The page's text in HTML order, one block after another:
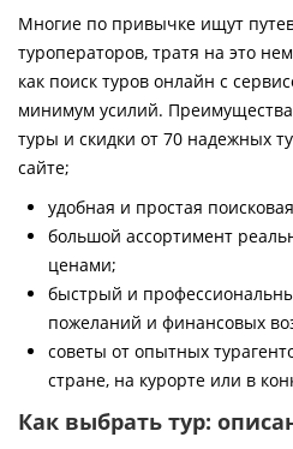
Многие по привычке ищут
туроператоров, тратя на это
как поиск туров онлайн с
минимум усилий.
туры и скидки от 70 надежных
сайте;
удобная и простая
большой ассортимент
ценами;
быстрый и
пожеланий и финансовых
советы от опытных
стране, на курорте или в
Как выбрать тур: